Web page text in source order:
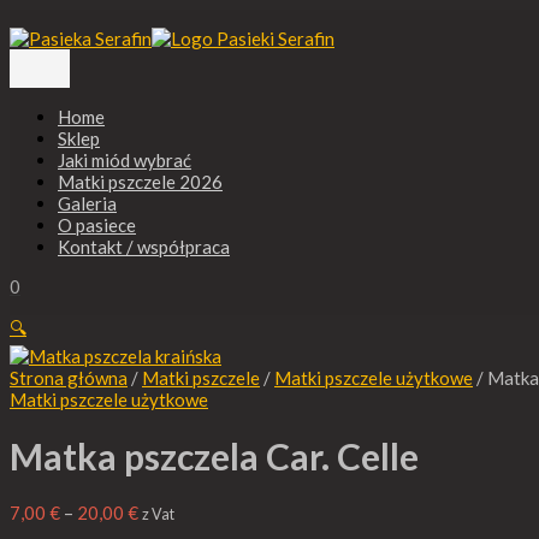
do
treści
Home
Sklep
Jaki miód wybrać
Matki pszczele 2026
Galeria
O pasiece
Kontakt / współpraca
0
🔍
Strona główna / Matki pszczele / Matki pszczele użytkowe /
Matki pszczele użytkowe
Matka pszczela Car. Celle
7,00 € – 20,00 €
cen:
od
z Vat
Matka
pszczela